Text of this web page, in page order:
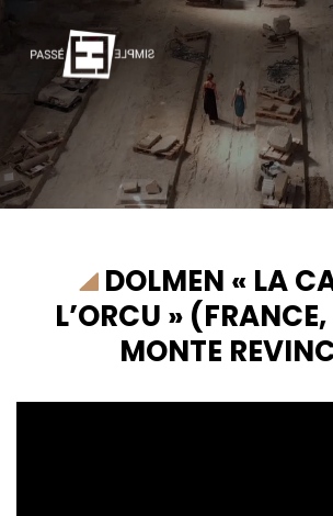
DOLMEN « LA
L’ORCU »
MONTE